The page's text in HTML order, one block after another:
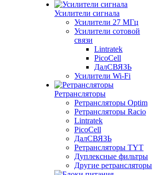
Усилители сигнала
Усилители 27 МГц
Усилители сотовой
связи
Lintratek
PicoCell
ДалСВЯЗЬ
Усилители Wi-Fi
Ретрансляторы
Ретрансляторы Optim
Ретрансляторы Racio
Lintratek
PicoCell
ДалСВЯЗЬ
Ретрансляторы TYT
Дуплексные фильтры
Другие ретрансляторы